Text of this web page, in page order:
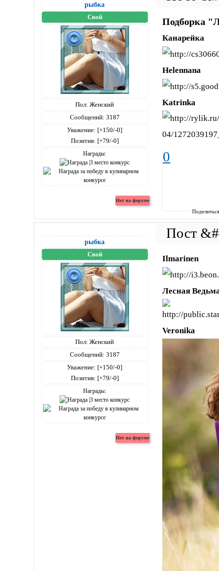
рыбка
Свой
Пол: Женский
Сообщений: 3187
Уважение: [+150/-0]
Позитив: [+79/-0]
Награды:
Канарейка
Helennana
Katrinka
0
рыбка
Свой
Пол: Женский
Сообщений: 3187
Уважение: [+150/-0]
Позитив: [+79/-0]
Награды:
Ilmarinen
Лесная
Veronika